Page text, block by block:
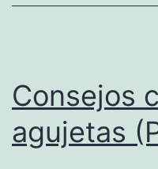
Consejos
agujetas